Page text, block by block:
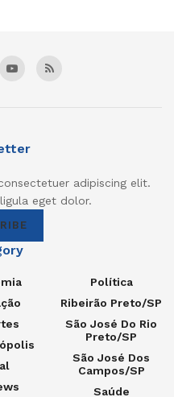
adipiscing elit.
eget dolor.
Política
Ribeirão Preto/SP
São José Do Rio
Preto/SP
São José Dos
Campos/SP
Saúde